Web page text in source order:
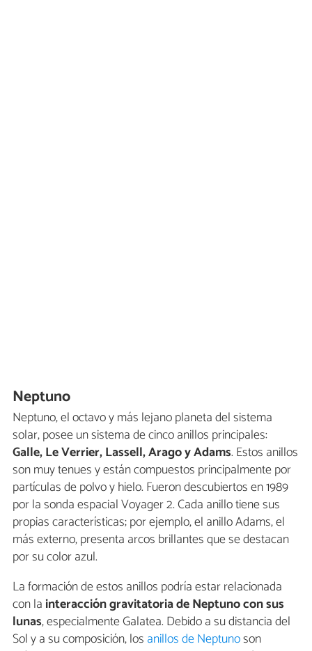
Neptuno
Neptuno, el octavo y más lejano planeta del sistema
solar, posee un sistema de cinco anillos principales:
Galle, Le Verrier, Lassell, Arago y Adams. Estos anillos
son muy tenues y están compuestos principalmente por
partículas de polvo y hielo. Fueron descubiertos en 1989
por la sonda espacial Voyager 2. Cada anillo tiene sus
propias características; por ejemplo, el anillo Adams, el
más externo, presenta arcos brillantes que se destacan
por su color azul.
La formación de estos anillos podría estar relacionada
con la interacción gravitatoria de Neptuno con sus
lunas, especialmente Galatea. Debido a su distancia del
Sol y a su composición, los anillos de Neptunoson